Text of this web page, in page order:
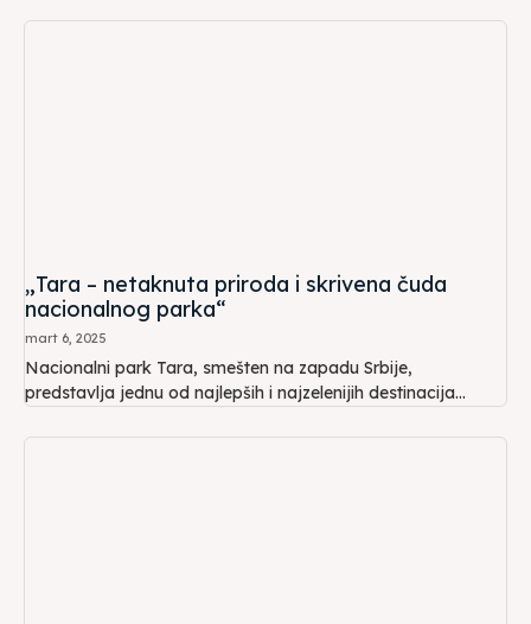
„Tara – netaknuta priroda i skrivena čuda
nacionalnog parka“
mart 6, 2025
Nacionalni park Tara, smešten na zapadu Srbije,
predstavlja jednu od najlepših i najzelenijih destinacija...